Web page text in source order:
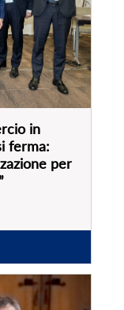
sul settore
post